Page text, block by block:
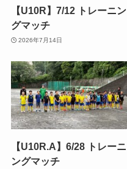
【U10R】7/12 トレーニン
グマッチ
2026年7月14日
【U10R.A】6/28 トレーニ
ングマッチ